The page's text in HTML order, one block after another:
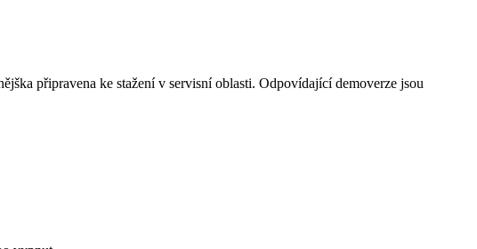
připravena ke stažení v servisní oblasti. Odpovídající demoverze jsou